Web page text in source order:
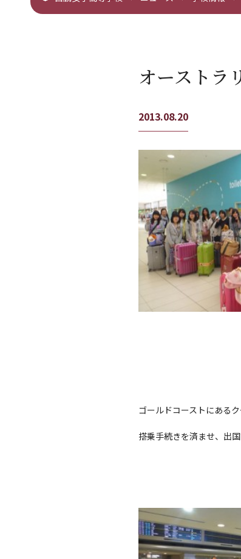
オーストラ
2013.08.20
ゴールドコーストにある
搭乗手続きを済ませ、出国